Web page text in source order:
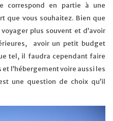
correspond en partie à une
que vous souhaitez. Bien que
plus souvent et d’avoir
avoir un petit budget
tel, il faudra cependant faire
l’hébergement voire aussi les
une question de choix qu’il